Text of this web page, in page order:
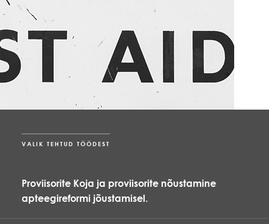
VALIK TEHTUD TÖÖDEST
Proviisorite Koja ja proviisorite nõustamine
apteegireformi jõustamisel.